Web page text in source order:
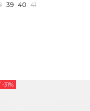
39 40 41
-31%